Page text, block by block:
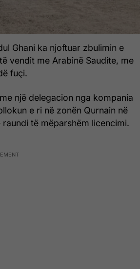
Ghani ka njoftuar zbulimin e
vendit me Arabinë Saudite, me
fuçi.
një delegacion nga kompania
e ri në zonën Qurnain në
të mëparshëm licencimi.